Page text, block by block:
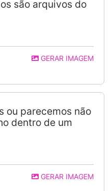
são arquivos do
GERAR IMAGEM
ou parecemos não
dentro de um
GERAR IMAGEM